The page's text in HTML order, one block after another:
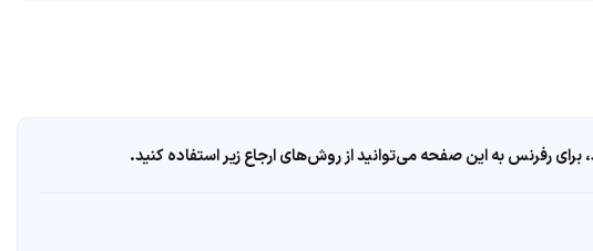
رفرنس به این صفحه می‌توانید از روش‌های ارجاع زیر استفاده کنید.